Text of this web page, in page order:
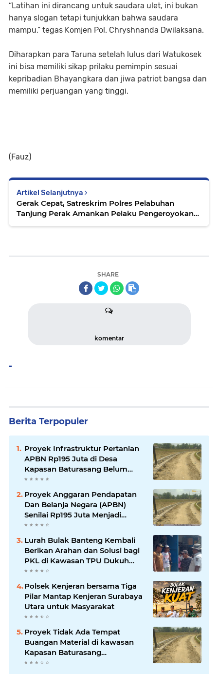
“Latihan ini dirancang untuk saudara ulet, ini bukan
hanya slogan tetapi tunjukkan bahwa saudara
mampu,” tegas Komjen Pol. Chryshnanda Dwilaksana.
Diharapkan para Taruna setelah lulus dari Watukosek
ini bisa memiliki sikap prilaku pemimpin sesuai
kepribadian Bhayangkara dan jiwa patriot bangsa dan
memiliki perjuangan yang tinggi.
(Fauz)
Artikel Selanjutnya
Gerak Cepat, Satreskrim Polres Pelabuhan
Tanjung Perak Amankan Pelaku Pengeroyokan
SHARE
komentar
-
Berita Terpopuler
Proyek Infrastruktur Pertanian
APBN Rp195 Juta di Desa
Kapasan Baturasang Belum
Temui Titik Terang, Warga Minta
Proyek Anggaran Pendapatan
Dan Belanja Negara (APBN)
Senilai Rp195 Juta Menjadi
Amburadul
Lurah Bulak Banteng Kembali
Berikan Arahan dan Solusi bagi
PKL di Kawasan TPU Dukuh
Bulak Banteng Surabaya
Polsek Kenjeran bersama Tiga
Pilar Mantap Kenjeran Surabaya
Utara untuk Masyarakat
Proyek Tidak Ada Tempat
Buangan Material di kawasan
Kapasan Baturasang
Dikeluhkan Warga, Material